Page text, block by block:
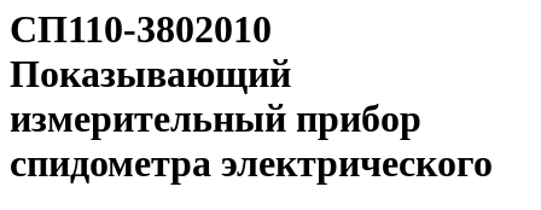
СП110-3802010
Показывающий
измерительный прибор
спидометра электрического